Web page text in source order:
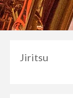
Jiritsu